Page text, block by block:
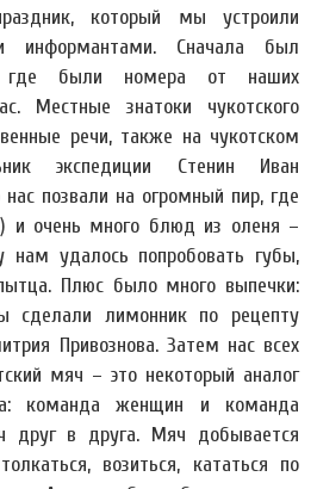
который мы устроили
информантами. Сначала был
где были номера от наших
Местные знатоки чукотского
речи, также на чукотском
экспедиции Стенин Иван
нас позвали на огромный пир, где
и очень много блюд из оленя –
нам удалось попробовать губы,
Плюс было много выпечки:
сделали лимонник по рецепту
Привознова. Затем нас всех
мяч – это некоторый аналог
команда женщин и команда
друг в друга. Мяч добывается
возиться, кататься по